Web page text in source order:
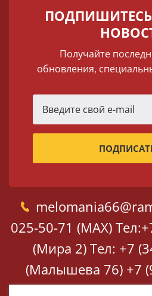
Получайте
обновления,
025-50-71 (MAX)
(Мира 2) Тел: +7
(Малышева 76) +7
(MAX)